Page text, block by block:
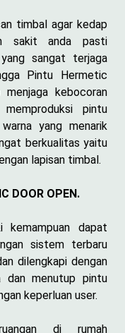
timbal agar kedap
sakit anda pasti
sangat terjaga
Pintu Hermetic
kebocoran
pintu
yang menarik
berkualitas yaitu
lapisan timbal.
DOOR OPEN.
kemampuan dapat
sistem terbaru
dilengkapi dengan
dan menutup pintu
keperluan user.
di rumah